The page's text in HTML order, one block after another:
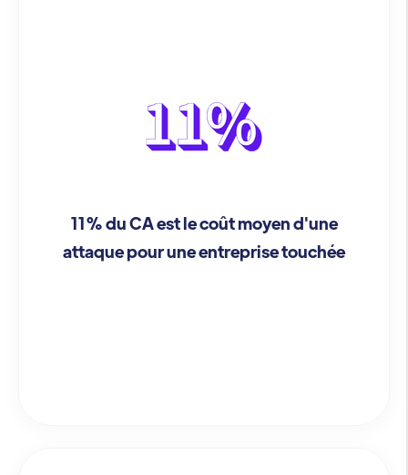
11% du CA est le coût moyen d'une
attaque pour une entreprise touchée